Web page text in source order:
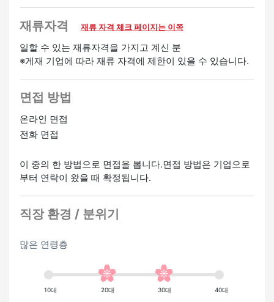
・승급 있음
・심야 수당 있음
환영
재류자격 재류 자격 체크 페이지는 이쪽
일할 수 있는 재류자격을 가지고 계신 분
※게재 기업에 따라 재류 자격에 제한이 있을 수 있습니다.
면접 방법
온라인 면접
전화 면접
이 중의 한 방법으로 면접을 봅니다.면접 방법은 기업으로
부터 연락이 왔을 때 확정됩니다.
직장 환경 / 분위기
많은 연령층
10대 20대 30대 40대